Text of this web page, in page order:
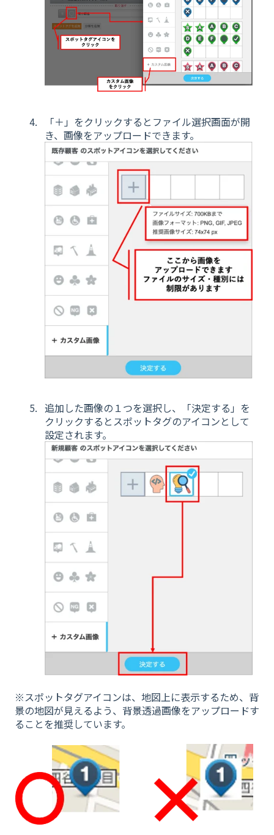
「＋」をクリックするとファイル選択画面が開
き、画像をアップロードできます。
追加した画像の１つを選択し、「決定する」を
クリックするとスポットタグのアイコンとして
設定されます。
※スポットタグアイコンは、地図上に表示するため、背
景の地図が見えるよう、背景透過画像をアップロードす
ることを推奨しています。